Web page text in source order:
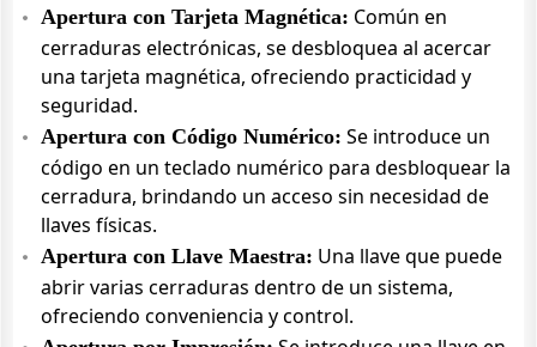
Apertura con Tarjeta Magnética: Común en
cerraduras electrónicas, se desbloquea al acercar
una tarjeta magnética, ofreciendo practicidad y
seguridad.
Apertura con Código Numérico: Se introduce un
código en un teclado numérico para desbloquear la
cerradura, brindando un acceso sin necesidad de
llaves físicas.
Apertura con Llave Maestra: Una llave que puede
abrir varias cerraduras dentro de un sistema,
ofreciendo conveniencia y control.